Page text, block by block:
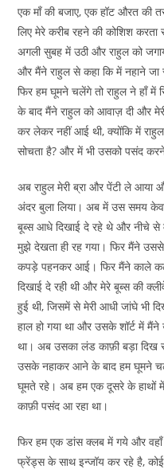
एक माँ की बजाए, एक हॉट औरत
लिए मेरे करीब रहने की कोशिश
अगली सुबह में उठी और राहुल को
और मैंने राहुल से कहा कि में नहाने जा
फिर हम घूमने चलेंगे तो राहुल ने हाँ में
के बाद मैंने राहुल को आवाज़ दी और
कर लेकर नहीं आई थी, क्योंकि में राहुल
सोचता है? और में भी उसको पसंद करने
अब राहुल मेरी ब्रा और पेंटी ले आया
अंदर बुला लिया। अब में उस समय
बूब्स आधे दिखाई दे रहे थे और नीचे से
मुझे देखता ही रह गया। फिर मैंने
कपड़े पहनकर आई। फिर मैंने काले
दिखाई दे रही थी और मेरे बूब्स की
हुई थी, जिसमें से मेरी आधी जांघे भी
हाल हो गया था और उसके शॉर्ट में
था। अब उसका लंड काफ़ी बड़ा दिख
उसके नहाकर आने के बाद हम घूमने
घूमते रहे। अब हम एक दूसरे के हाथों
काफ़ी पसंद आ रहा था।
फिर हम एक डांस क्लब में गये और
फ्रेंड्स के साथ इन्जॉय कर रहे है, कोई